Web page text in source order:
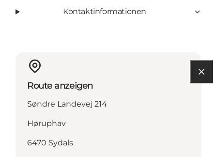
Kontaktinformationen
Route anzeigen
Søndre Landevej 214
Høruphav
6470 Sydals